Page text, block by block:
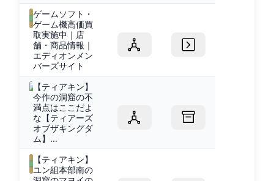
ゲームソフト・
ゲーム機高価買
取実施中｜店
舗・商品情報｜
エディオンメン
バーズサイト
【ティアキン】
今作の洞窟の不
満点はここだよ
な【ティアーズ
オブザキングダ
ム】...
【ティアキン】
ユン組本部南の